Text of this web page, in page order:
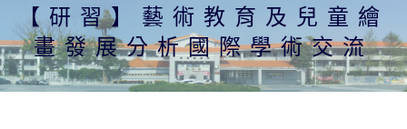
【研習】藝術教育及兒童繪
畫發展分析國際學術交流